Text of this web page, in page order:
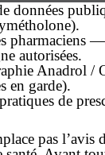
données
pharmaciens
autorisées.
Anadrol /
en garde).
de
pas l’avis